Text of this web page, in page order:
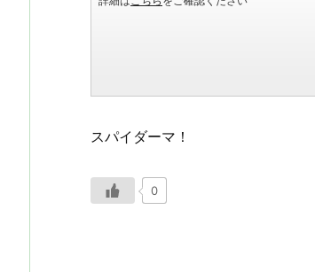
スパイダーマ！
0